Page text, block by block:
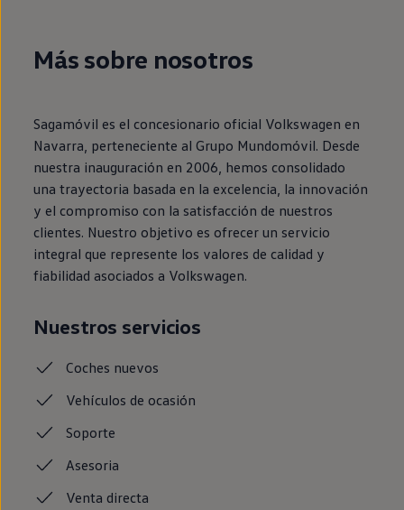
Más sobre nosotros
Sagamóvil es el concesionario oficial Volkswagen en
Navarra, perteneciente al Grupo Mundomóvil. Desde
nuestra inauguración en 2006, hemos consolidado
una trayectoria basada en la excelencia, la innovación
y el compromiso con la satisfacción de nuestros
clientes. Nuestro objetivo es ofrecer un servicio
integral que represente los valores de calidad y
fiabilidad asociados a Volkswagen.
Nuestros servicios
Coches nuevos
Vehículos de ocasión
Soporte
Asesoria
Ventadirecta